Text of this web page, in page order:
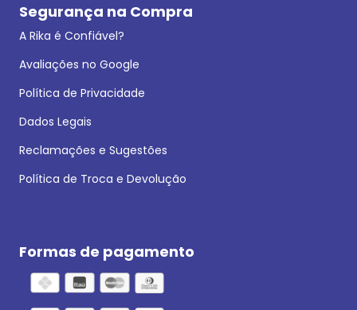
Segurança na Compra
A Rika é Confiável?
Avaliações no Google
Política de Privacidade
Dados Legais
Reclamações e Sugestões
Política de Troca e Devolução
Formas de pagamento